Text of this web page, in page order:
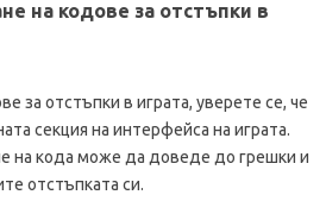
на кодове за отстъпки в
за отстъпки в играта, уверете се, че
секция на интерфейса на играта.
на кода може да доведе до грешки и
отстъпката си.